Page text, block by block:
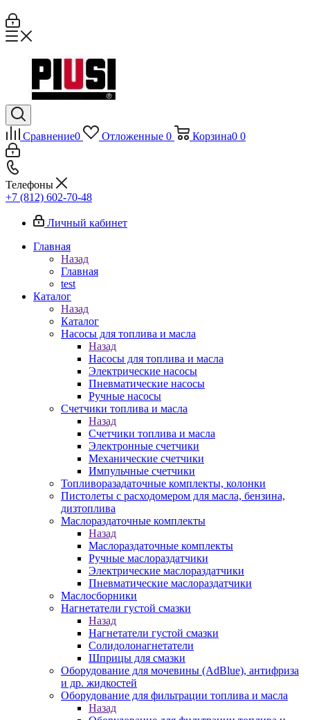
Сравнение0 Отложенные 0 Корзина0 0
Телефоны
+7 (812) 602-70-48
Личный кабинет
Главная
Назад
Главная
test
Каталог
Назад
Каталог
Насосы для топлива и масла
Назад
Насосы для топлива и масла
Электрические насосы
Пневматические насосы
Ручные насосы
Счетчики топлива и масла
Назад
Счетчики топлива и масла
Электронные счетчики
Механические счетчики
Импульчные счетчики
Топливоразадаточные комплекты, колонки
Пистолеты с расходомером для масла, бензина,
дизтоплива
Маслораздаточные комплекты
Назад
Маслораздаточные комплекты
Ручные маслораздатчики
Электрические маслораздатчики
Пневматические маслораздатчики
Маслосборники
Нагнетатели густой смазки
Назад
Нагнетатели густой смазки
Солидолонагнетатели
Шприцы для смазки
Оборудование для мочевины (AdBlue), антифриза
и др. жидкостей
Оборудование для фильтрации топлива и масла
Назад